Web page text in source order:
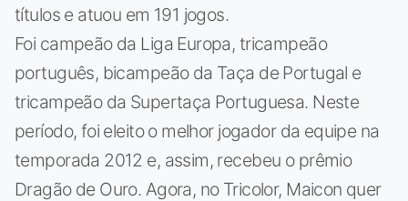
títulos e atuou em 191 jogos.
Foi campeão da Liga Europa, tricampeão
português, bicampeão da Taça de Portugal e
tricampeão da Supertaça Portuguesa. Neste
período, foi eleito o melhor jogador da equipe na
temporada 2012 e, assim, recebeu o prêmio
Dragão de Ouro. Agora, no Tricolor, Maicon quer